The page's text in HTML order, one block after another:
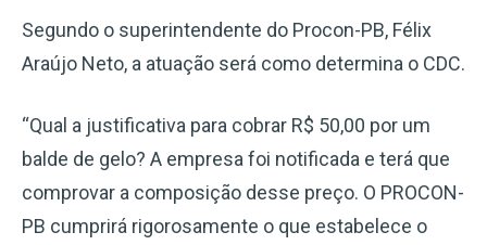
Segundo o superintendente do Procon-PB, Félix
Araújo Neto, a atuação será como determina o CDC.
“Qual a justificativa para cobrar R$ 50,00 por um
balde de gelo? A empresa foi notificada e terá que
comprovar a composição desse preço. O PROCON-
PB cumprirá rigorosamente o que estabelece o